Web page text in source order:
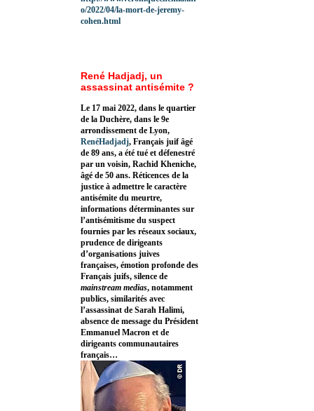
o/2022/04/la-mort-de-jeremy-
cohen.html
René Hadjadj, un
assassinat antisémite ?
Le 17 mai 2022, dans le quartier
de la Duchère, dans le 9e
arrondissement de Lyon,
RenéHadjadj, Français juif âgé
de 89 ans, a été tué et défenestré
par un voisin, Rachid Kheniche,
âgé de 50 ans. Réticences de la
justice à admettre le caractère
antisémite du meurtre,
informations déterminantes sur
l’antisémitisme du suspect
fournies par les réseaux sociaux,
prudence de dirigeants
d’organisations juives
françaises, émotion profonde des
Français juifs, silence de
mainstream medias, notamment
publics, similarités avec
l’assassinat de Sarah Halimi,
absence de message du Président
Emmanuel Macron et de
dirigeants communautaires
français…